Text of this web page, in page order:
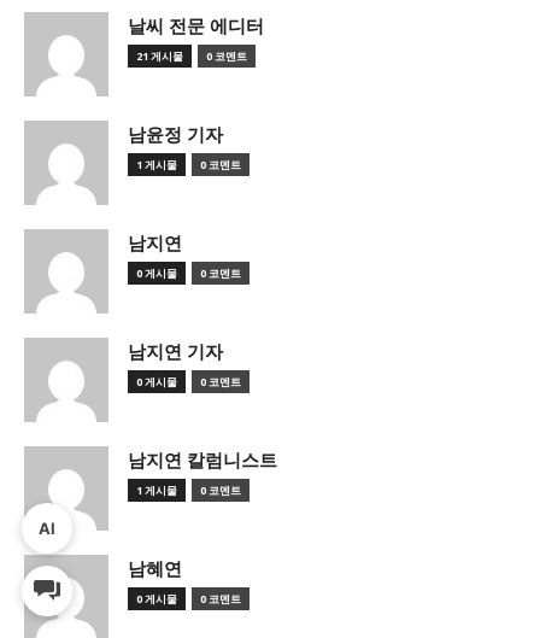
날씨 전문 에디터
21 게시물 0 코멘트
남윤정 기자
1 게시물 0 코멘트
남지연
0 게시물 0 코멘트
남지연 기자
0 게시물 0 코멘트
남지연 칼럼니스트
1 게시물 0 코멘트
남혜연
0 게시물 0 코멘트
AI